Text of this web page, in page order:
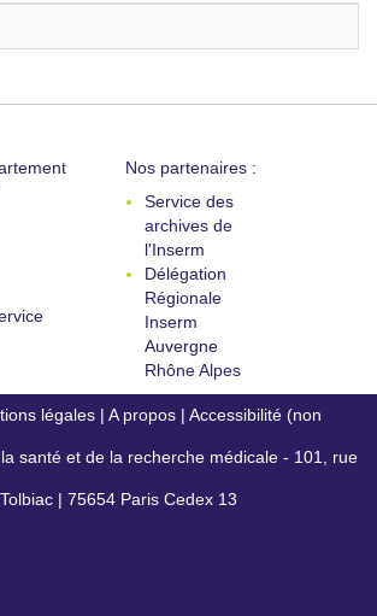
Nos partenaires :
Service des
archives de
l'Inserm
Délégation
Régionale
Inserm
Auvergne
Rhône Alpes
légales | A propos | Accessibilité (non
conforme)
santé et de la recherche médicale - 101, rue
| 75654 Paris Cedex 13